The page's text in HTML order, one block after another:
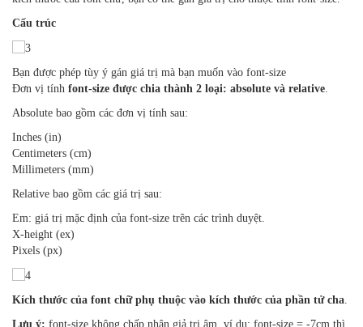
Cấu trúc
Bạn được phép tùy ý gán giá trị mà bạn muốn vào font-size
Đơn vị tính font-size được chia thành 2 loại: absolute và relative
Absolute bao gồm các đơn vị tính sau:
Inches (in)
Centimeters (cm)
Millimeters (mm)
Relative bao gồm các giá trị sau:
Em: giá trị mặc định của font-size trên các trình duyệt.
X-height (ex)
Pixels (px)
Kích thước của font chữ phụ thuộc vào kích thước của phần tử cha
Lưu ý: font-size không chấp nhận giả trị âm, ví dụ: font-size = -7cm thì